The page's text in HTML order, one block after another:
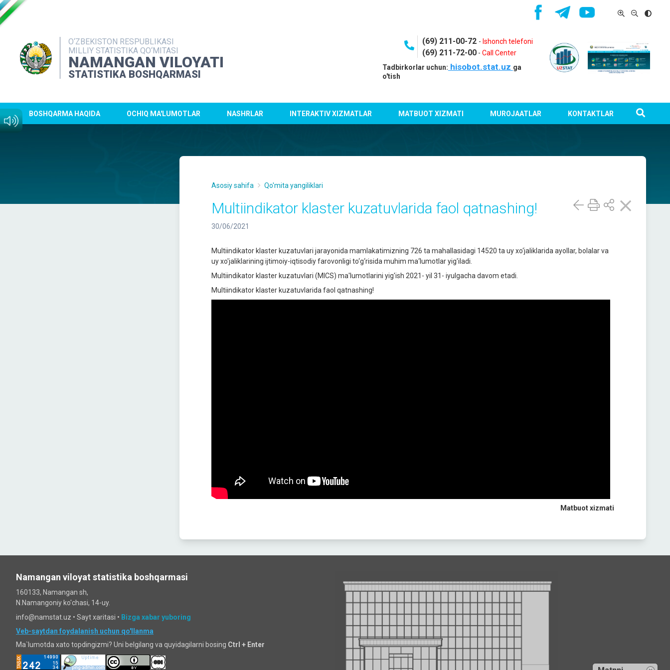
O‘ZBEKISTON RESPUBLIKASI
MILLIY STATISTIKA QO‘MITASI
NAMANGAN VILOYATI
STATISTIKA BOSHQARMASI
(69) 211-00-72 - Ishonch telefoni
(69) 211-72-00- Call Center
Tadbirkorlar uchun: hisobot.stat.uz ga
o'tish
BOSHQARMA HAQIDA OCHIQ MA'LUMOTLAR NASHRLAR INTERAKTIV XIZMATLAR MATBUOT XIZMATI MUROJAATLAR KONTAKTLAR
Asosiy sahifa Qo'mita yangiliklari
Multiindikator klastеr kuzatuvlarida faol qatnashing!
30/06/2021
Multiindikator klastеr kuzatuvlari jarayonida mamlakatimizning 726 ta mahallasidagi 14520 ta uy xo‘jaliklarida ayollar, bolalar va
uy xo'jaliklarining ijtimoiy-iqtisodiy farovonligi to‘g‘risida muhim ma‘lumotlar yig'iladi.
Multiindikator klaster kuzatuvlari (MICS) ma'lumotlarini yig'ish 2021- yil 31- iyulgacha davom etadi.
Multiindikator klastеr kuzatuvlarida faol qatnashing!
Matbuot xizmati
Namangan viloyat statistika boshqarmasi
160133, Namangan sh,
N.Namangoniy ko'chasi, 14-uy.
info@namstat.uz • Sayt xaritasi • Bizga xabar yuboring
Veb-saytdan foydalanish uchun qo'llanma
Ma`lumotda xato topdingizmi? Uni belgilang va quyidagilarni bosing Ctrl + Enter